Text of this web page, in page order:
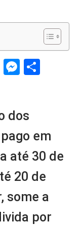
Telegram
dos
em
até 30 de
20 de
some a
por